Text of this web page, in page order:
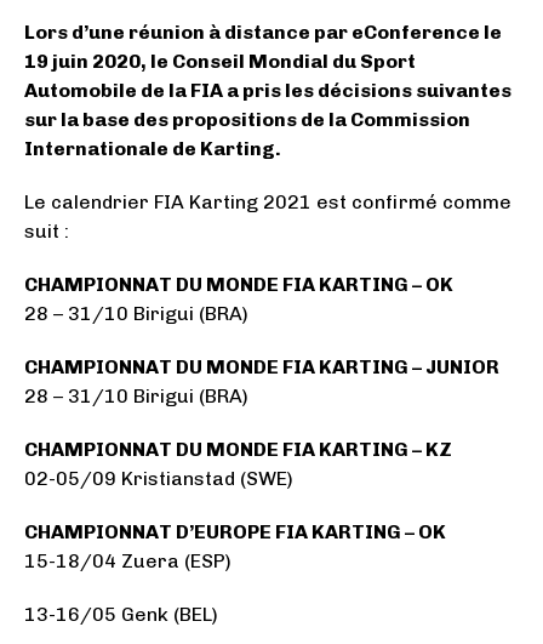
Lors d’une réunion à distance par eConference le
19 juin 2020, le Conseil Mondial du Sport
Automobile de la FIA a pris les décisions suivantes
sur la base des propositions de la Commission
Internationale de Karting.
Le calendrier FIA Karting 2021 est confirmé comme
suit :
CHAMPIONNAT DU MONDE FIA KARTING – OK
28 – 31/10 Birigui (BRA)
CHAMPIONNAT DU MONDE FIA KARTING – JUNIOR
28 – 31/10 Birigui (BRA)
CHAMPIONNAT DU MONDE FIA KARTING – KZ
02-05/09 Kristianstad (SWE)
CHAMPIONNAT D’EUROPE FIA KARTING – OK
15-18/04 Zuera (ESP)
13-16/05 Genk (BEL)